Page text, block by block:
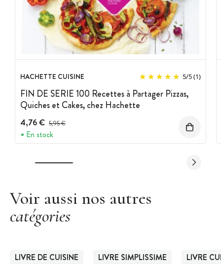
HACHETTE CUISINE 5/5(1)
FIN DE SERIE 100 Recettes à Partager Pizzas,
Quiches et Cakes, chez Hachette
4,76 € Prix avant réduction :
5,95 €
En stock
Voir aussi nos autres
catégories
LIVRE DE CUISINE LIVRE SIMPLISSIME LIVRE